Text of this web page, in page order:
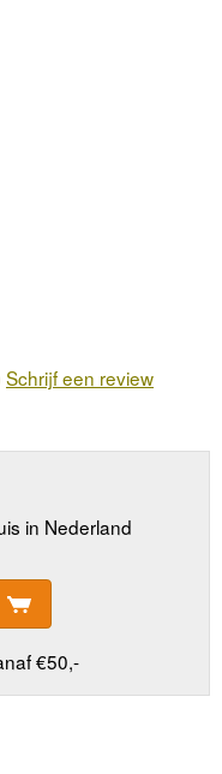
Schrijf een review
in Nederland
€50,-